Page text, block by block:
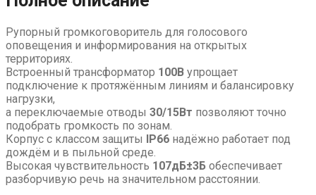
Рупорный громкоговоритель для голосового
оповещения и информирования на открытых
территориях.
Встроенный трансформатор 100В упрощает
подключение к протяжённым линиям и балансировку
нагрузки,
а переключаемые отводы 30/15Вт позволяют точно
подобрать громкость по зонам.
Корпус с классом защиты IP66 надёжно работает под
дождём и в пыльной среде.
Высокая чувствительность 107дБ±3Б обеспечивает
разборчивую речь на значительном расстоянии.